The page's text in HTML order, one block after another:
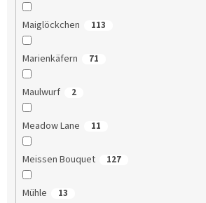
Maiglöckchen 113
Marienkäfern 71
Maulwurf 2
Meadow Lane 11
Meissen Bouquet 127
Mühle 13